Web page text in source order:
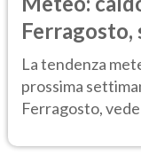
Ferragosto,
Ecco dove
La tendenza
prossima
Ferragosto,